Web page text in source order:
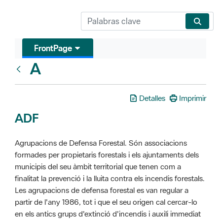
FrontPage
A
Detalles Imprimir
ADF
Agrupacions de Defensa Forestal. Són associacions
formades per propietaris forestals i els ajuntaments dels
municipis del seu àmbit territorial que tenen com a
finalitat la prevenció i la lluita contra els incendis forestals.
Les agrupacions de defensa forestal es van regular a
partir de l'any 1986, tot i que el seu origen cal cercar-lo
en els antics grups d'extinció d'incendis i auxili immediat